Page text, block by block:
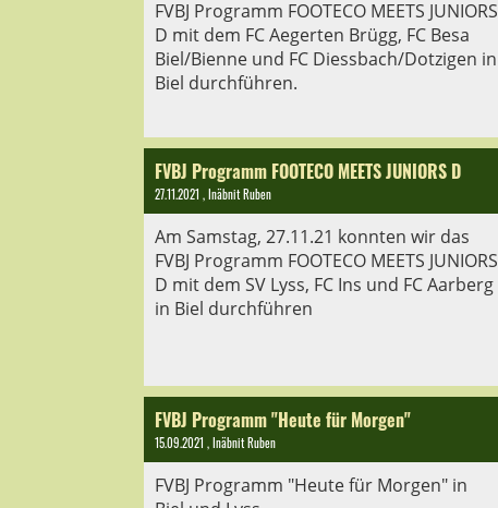
FVBJ Programm FOOTECO MEETS JUNIORS
D mit dem FC Aegerten Brügg, FC Besa
Biel/Bienne und FC Diessbach/Dotzigen in
Biel durchführen.
FVBJ Programm FOOTECO MEETS JUNIORS D
27.11.2021 , Inäbnit Ruben
Am Samstag, 27.11.21 konnten wir das
FVBJ Programm FOOTECO MEETS JUNIORS
D mit dem SV Lyss, FC Ins und FC Aarberg
in Biel durchführen
FVBJ Programm "Heute für Morgen"
15.09.2021 , Inäbnit Ruben
FVBJ Programm "Heute für Morgen" in